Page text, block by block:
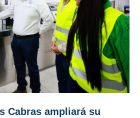
Cabras ampliará su